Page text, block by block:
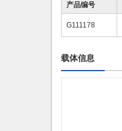
产品编号
G111178
载体信息